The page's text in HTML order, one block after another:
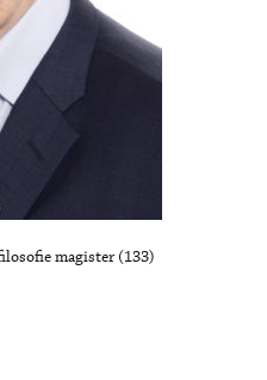
magister (133)